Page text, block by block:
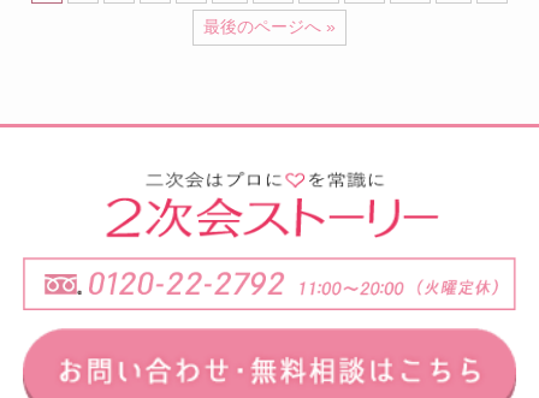
最後のページへ »